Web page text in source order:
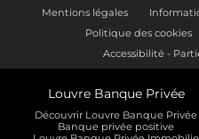
Mentions légales
Politique des cookies
Accessibilité -
Louvre Banque Privée
Découvrir Louvre Banque Privée
Banque privée positive